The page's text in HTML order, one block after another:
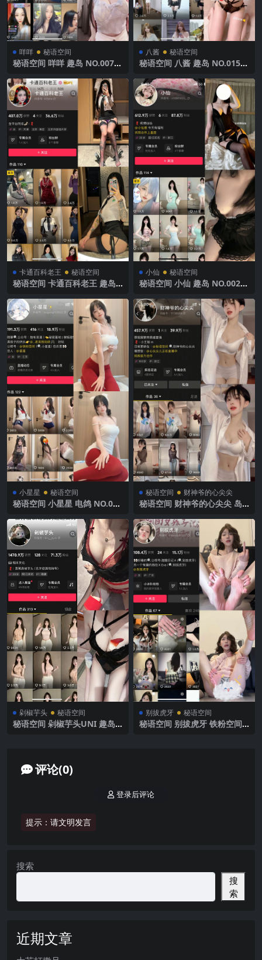
咩咩 秘语空间
秘语空间 咩咩 趣岛 NO.007期
八酱 秘语空间
秘语空间 八酱 趣岛 NO.015期
卡通百科老王 秘语空间
秘语空间 卡通百科老王 趣岛
新完整版
小仙 秘语空间
秘语空间 小仙 趣岛 NO.002期
小星星 秘语空间
秘语空间 小星星 电鸽 NO.004
整版
秘语空间 财神爷的心尖尖
秘语空间 财神爷的心尖尖 岛
最新完整版
剁椒芋头 秘语空间
秘语空间 剁椒芋头UNI 趣岛
别拔虎牙 秘语空间
秘语空间 别拔虎牙 铁粉空间
评论(0)
提示：请文明发言
登录后评论
搜索
搜
索
近期文章